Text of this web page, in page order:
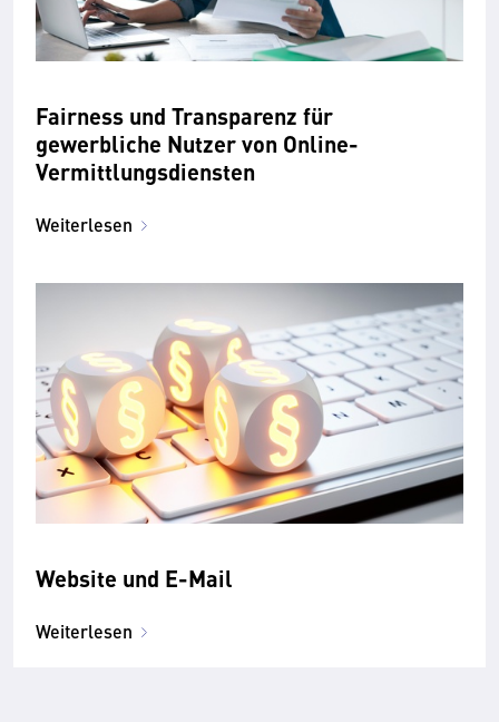
Fairness und Transparenz für
gewerbliche Nutzer von Online-
Vermittlungsdiensten
Weiterlesen
Website und E-Mail
Weiterlesen